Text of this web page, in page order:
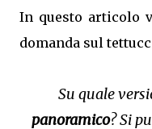
In questo articolo
domanda sul
Su quale
panoramico? Si